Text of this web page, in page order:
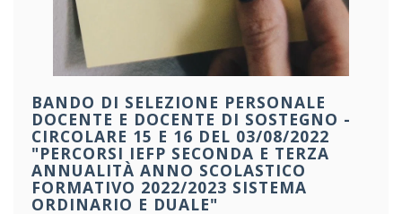
BANDO DI SELEZIONE PERSONALE
DOCENTE E DOCENTE DI SOSTEGNO -
CIRCOLARE 15 E 16 DEL 03/08/2022
"PERCORSI IEFP SECONDA E TERZA
ANNUALITÀ ANNO SCOLASTICO
FORMATIVO 2022/2023 SISTEMA
ORDINARIO E DUALE"